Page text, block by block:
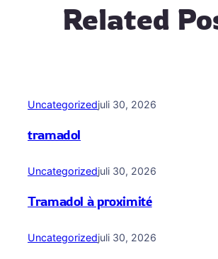
Related
Uncategorizedjuli 30, 2026
tramadol
Uncategorizedjuli 30, 2026
Tramadol à proximité
Uncategorizedjuli 30, 2026